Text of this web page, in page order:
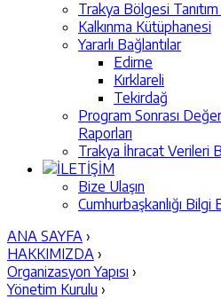
Trakya Bölgesi
Kalkınma Kütüphanesi
Yararlı Bağlantılar
Edirne
Kırklareli
Tekirdağ
Program Sonrası
Raporları
Trakya İhracat Verileri
İLETİŞİM
Bize Ulaşın
Cumhurbaşkanlığı Bilgi
ANA SAYFA ›
HAKKIMIZDA ›
Organizasyon Yapısı ›
Yönetim Kurulu ›